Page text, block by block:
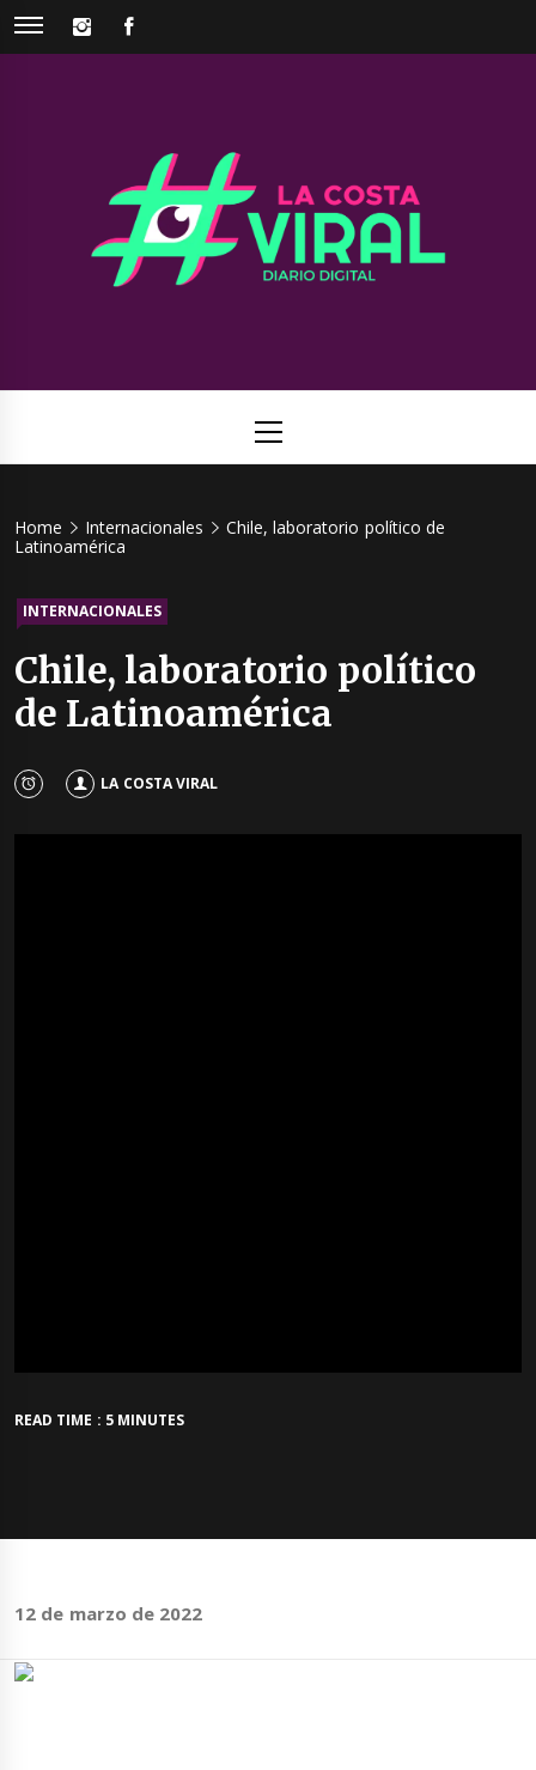
Skip
INSTAGRAM
Viral
Menu
Home Internacionales
Chile, laboratorio político de
Latinoamérica
INTERNACIONALES
Chile, laboratorio político
de Latinoamérica
LA COSTA VIRAL
READ TIME : 5 MINUTES
12 de marzo de 2022